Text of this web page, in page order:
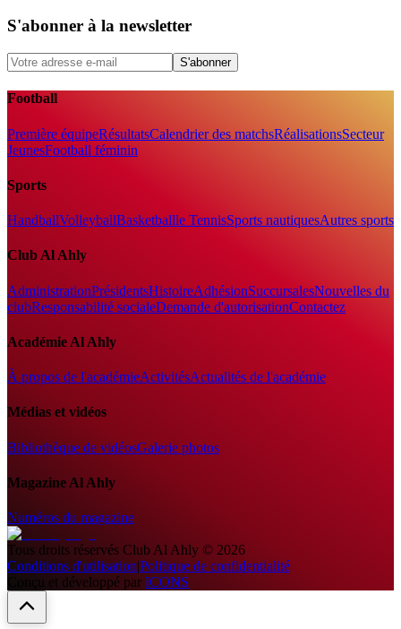
S'abonner à la newsletter
S'abonner
Football
Première équipeRésultatsCalendrier des matchsRéalisationsSecteur
JeunesFootball féminin
Sports
HandballVolleyballBasketballle TennisSports nautiquesAutres sports
Club Al Ahly
AdministrationPrésidentsHistoireAdhésionSuccursalesNouvelles du
clubResponsabilité socialeDemande d'autorisationContactez
Académie Al Ahly
À propos de l'académieActivitésActualités de l'académie
Médias et vidéos
Bibliothèque de vidéosGalerie photos
Magazine Al Ahly
Numéros du magazine
Tous droits réservés Club Al Ahly © 2026
Conditions d'utilisation|Politique de confidentialité
Conçu et développé par ICONS